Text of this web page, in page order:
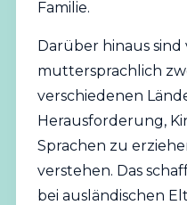
Familie.
Darüber hinaus
muttersprachlich
verschiedenen
Herausforderung,
Sprachen zu
verstehen. Das
bei ausländischen